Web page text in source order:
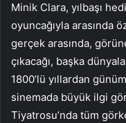
Minik Clara, yılbaşı
oyuncağıyla arasında
gerçek arasında,
çıkacağı, başka
1800’lü yıllardan
sinemada büyük ilgi
Tiyatrosu’nda tüm